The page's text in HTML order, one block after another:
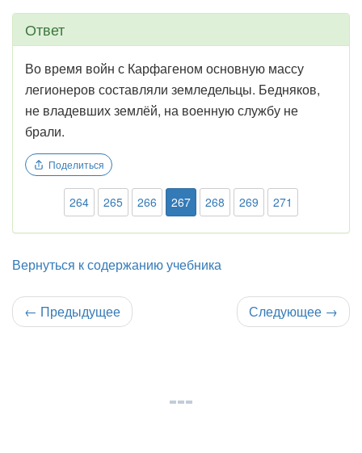
Ответ
Во время войн с Карфагеном основную массу
легионеров составляли земледельцы. Бедняков,
не владевших землёй, на военную службу не
брали.
Поделиться
264 265 266 267 268 269 271
Вернуться к содержанию учебника
← Предыдущее Следующее →